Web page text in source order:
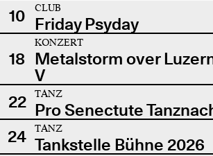
10
CLUB
Friday Psyday
18
KONZERT
Metalstorm over
V
22
TANZ
Pro Senectute
24
TANZ
Tankstelle Bühne 2026